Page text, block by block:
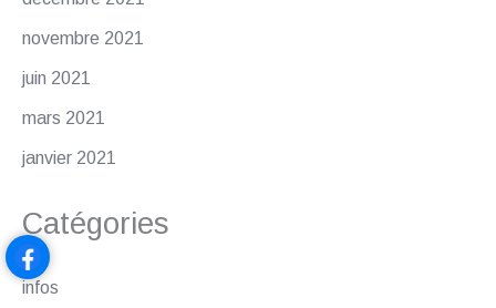
novembre 2021
juin 2021
mars 2021
janvier 2021
Catégories
infos